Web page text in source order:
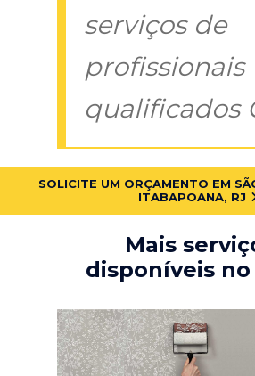
serviços de
profissionais
qualificados
SOLICITE UM ORÇAMENTO EM
ITABAPOANA, RJ
Mais
disponíveis